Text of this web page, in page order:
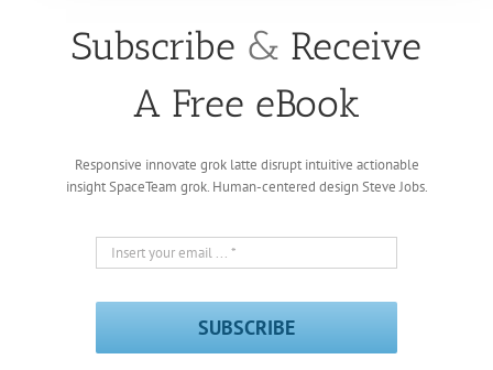
Subscribe & Receive
A Free eBook
Responsive innovate grok latte disrupt intuitive actionable
insight SpaceTeam grok. Human-centered design Steve Jobs.
SUBSCRIBE